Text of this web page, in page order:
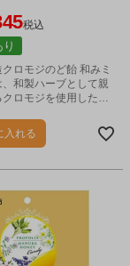
税込
モジのど飴 和みミ
、和製ハーブとして親
クロモジを使用したの
入れる